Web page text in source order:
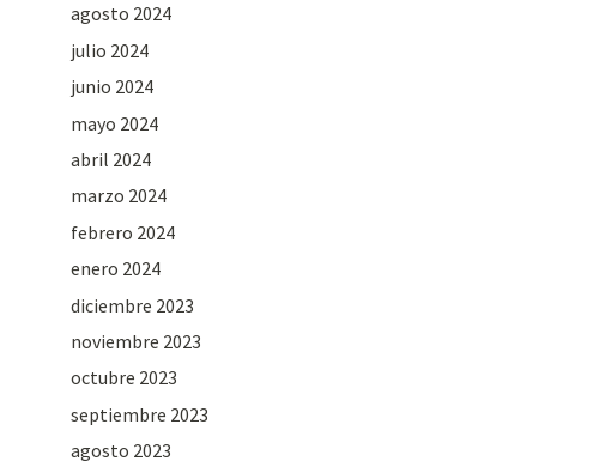
agosto 2024
julio 2024
junio 2024
mayo 2024
abril 2024
marzo 2024
febrero 2024
enero 2024
diciembre 2023
noviembre 2023
octubre 2023
septiembre 2023
agosto 2023